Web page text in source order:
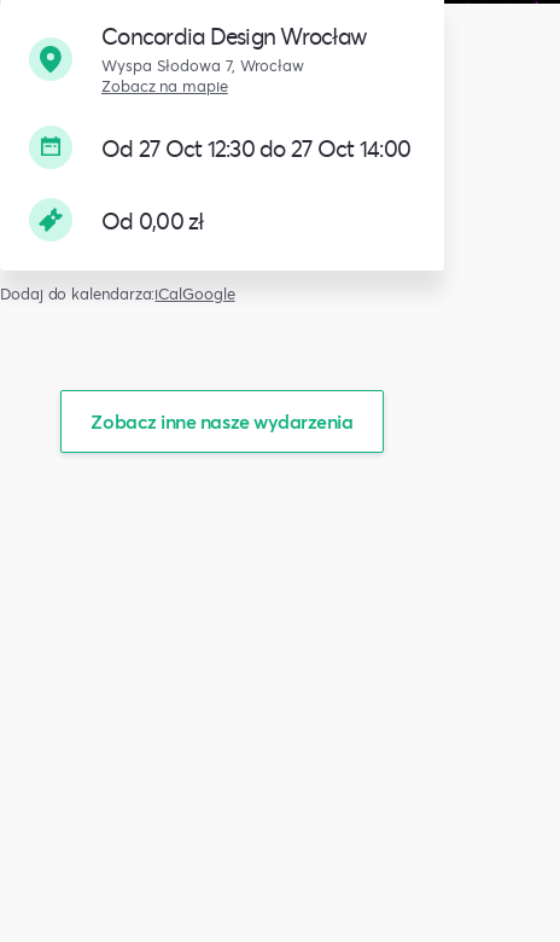
Concordia Design Wrocław
Wyspa Słodowa 7, Wrocław
Zobacz na mapie
Od 27 Oct 12:30 do 27 Oct 14:00
Od 0,00 zł
Dodaj do kalendarza:iCalGoogle
Zobacz inne nasze wydarzenia